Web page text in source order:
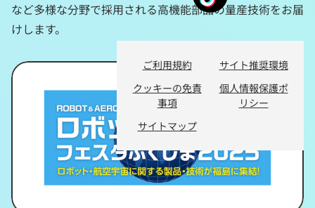
ご利用規約
サイト推奨環境
クッキーの免責
事項
個人情報保護ポ
リシー
サイトマップ
など多様な分野で採用される高機能部品の量産技術をお届
けします。